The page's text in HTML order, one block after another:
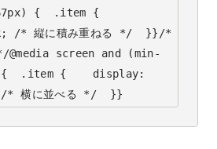
{  .item {
/* 縦に積み重ねる */  }}/*
*/@media screen and (min-
{  .item {    display:
横に並べる */  }}